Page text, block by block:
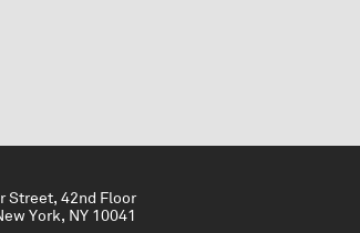
Street, 42nd Floor
York, NY 10041